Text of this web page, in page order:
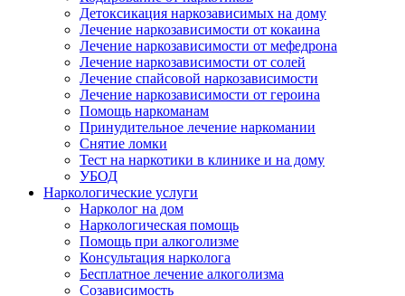
Детоксикация наркозависимых на дому
Лечение наркозависимости от кокаина
Лечение наркозависимости от мефедрона
Лечение наркозависимости от солей
Лечение спайсовой наркозависимости
Лечение наркозависимости от героина
Помощь наркоманам
Принудительное лечение наркомании
Снятие ломки
Тест на наркотики в клинике и на дому
УБОД
Наркологические услуги
Нарколог на дом
Наркологическая помощь
Помощь при алкоголизме
Консультация нарколога
Бесплатное лечение алкоголизма
Созависимость